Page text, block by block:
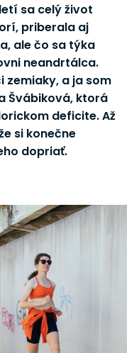
sa celý život
priberala aj
ale čo sa týka
neandrtálca.
zemiaky, a ja som
Švábiková, ktorá
deficite. Až
si konečne
dopriať.